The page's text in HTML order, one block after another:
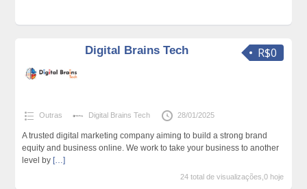
R$0
Digital Brains Tech
Outras Digital Brains Tech 28/01/2025
A trusted digital marketing company aiming to build a strong brand
equity and business online. We work to take your business to another
level by […]
24 total de visualizações,0 hoje